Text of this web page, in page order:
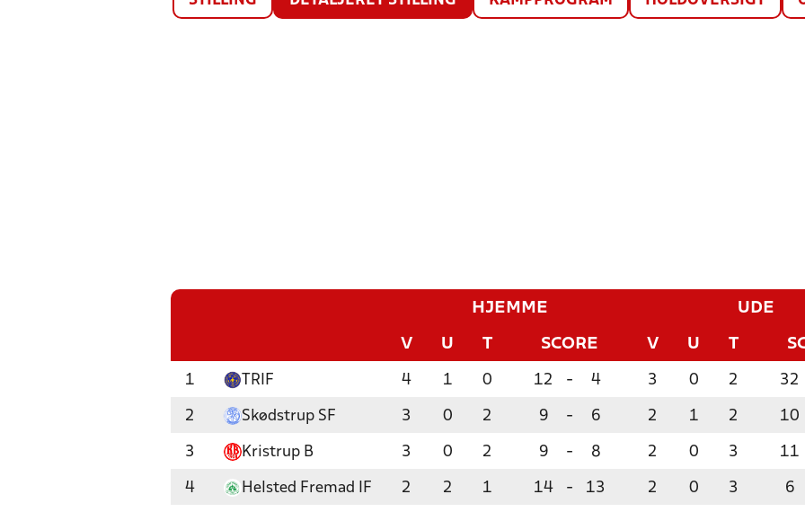
HJEMME UDE
V U T SCORE V U T
1 TRIF 4 1 0 12 - 4 3 0 2 32
2 Skødstrup SF 3 0 2 9 - 6 2 1 2 10
3 Kristrup B 3 0 2 9 - 8 2 0 3 11
4 Helsted Fremad IF 2 2 1 14 - 13 2 0 3 6